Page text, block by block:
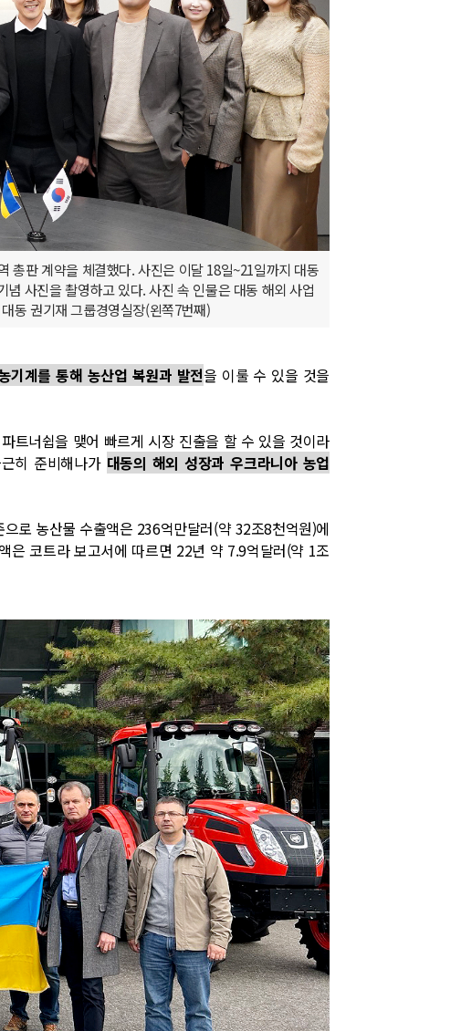
총판 계약을 체결했다. 사진은 이달 18일~21일까지 대동
사진을 촬영하고 있다. 사진 속 인물은 대동 해외 사업
동 권기재 그룹경영실장(왼쪽7번째)
기계를 통해 농산업 복원과 발전을 이룰 수 있을 것을
트너쉽을 맺어 빠르게 시장 진출을 할 수 있을 것이라
히 준비해나가 대동의 해외 성장과 우크라니아 농업
로 농산물 수출액은 236억만달러(약 32조8천억원)에
은 코트라 보고서에 따르면 22년 약 7.9억달러(약 1조